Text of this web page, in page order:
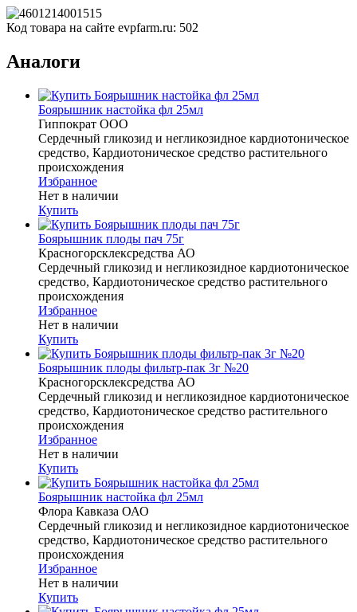
Код товара на сайте evpfarm.ru: 502
Аналоги
Боярышник настойка фл 25мл
Гиппократ ООО
Сердечный гликозид и негликозидное кардиотоническое
средство, Кардиотоническое средство растительного
происхождения
Избранное
Нет в наличии
Купить
Боярышник плоды пач 75г
Красногорсклексредства АО
Сердечный гликозид и негликозидное кардиотоническое
средство, Кардиотоническое средство растительного
происхождения
Избранное
Нет в наличии
Купить
Боярышник плоды фильтр-пак 3г №20
Красногорсклексредства АО
Сердечный гликозид и негликозидное кардиотоническое
средство, Кардиотоническое средство растительного
происхождения
Избранное
Нет в наличии
Купить
Боярышник настойка фл 25мл
Флора Кавказа ОАО
Сердечный гликозид и негликозидное кардиотоническое
средство, Кардиотоническое средство растительного
происхождения
Избранное
Нет в наличии
Купить